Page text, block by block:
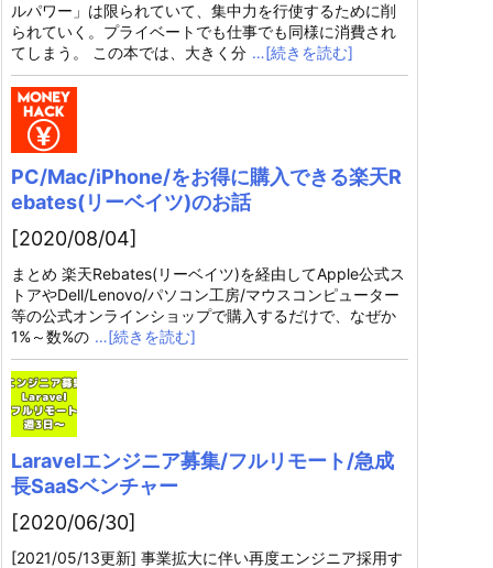
ルパワー」は限られていて、集中力を行使するために削
られていく。プライベートでも仕事でも同様に消費され
てしまう。 この本では、大きく分 …[続きを読む]
PC/Mac/iPhone/をお得に購入できる楽天R
ebates(リーベイツ)のお話
[2020/08/04]
まとめ 楽天Rebates(リーベイツ)を経由してApple公式ス
トアやDell/Lenovo/パソコン工房/マウスコンピューター
等の公式オンラインショップで購入するだけで、なぜか
1%～数%の …[続きを読む]
Laravelエンジニア募集/フルリモート/急成
長SaaSベンチャー
[2020/06/30]
[2021/05/13更新] 事業拡大に伴い再度エンジニア採用す